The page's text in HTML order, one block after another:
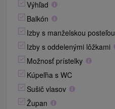
Výhľad
Balkón
Izby s manželskou posteľou
Izby s oddelenými lôžkami
Možnosť prístelky
Kúpeľňa s WC
Sušič vlasov
Župan